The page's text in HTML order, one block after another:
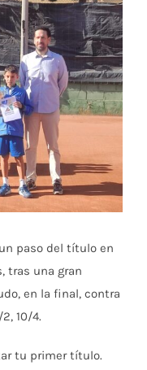
paso del título en
tras una gran
en la final, contra
10/4.
tu primer título.